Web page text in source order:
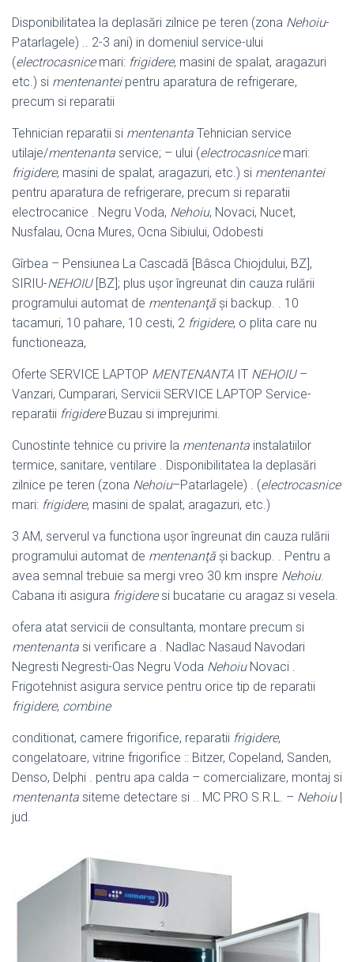
Disponibilitatea la deplasări zilnice pe teren (zona Nehoiu-
Patarlagele) .. 2-3 ani) in domeniul service-ului
(electrocasnicemari: frigidere, masini de spalat, aragazuri
etc.) si mentenanteipentru aparatura de refrigerare,
precum si reparatii
Tehnician reparatii si mentenanta Tehnician service
utilaje/mentenanta service; – ului (electrocasnicemari:
frigidere, masini de spalat, aragazuri, etc.) si mentenantei
pentru aparatura de refrigerare, precum si reparatii
electrocanice . Negru Voda, Nehoiu, Novaci, Nucet,
Nusfalau, Ocna Mures, Ocna Sibiului, Odobesti
Gîrbea – Pensiunea La Cascadă [Bâsca Chiojdului, BZ],
SIRIU-NEHOIU[BZ]; plus uşor îngreunat din cauza rulării
programului automat de mentenanţăşi backup. . 10
tacamuri, 10 pahare, 10 cesti, 2 frigidere, o plita care nu
functioneaza,
Oferte SERVICE LAPTOP MENTENANTA IT NEHOIU–
Vanzari, Cumparari, Servicii SERVICE LAPTOP Service-
reparatii frigidereBuzau si imprejurimi.
Cunostinte tehnice cu privire la mentenanta instalatiilor
termice, sanitare, ventilare . Disponibilitatea la deplasări
zilnice pe teren (zona Nehoiu–Patarlagele) . (electrocasnice
mari: frigidere, masini de spalat, aragazuri, etc.)
3 AM, serverul va functiona uşor îngreunat din cauza rulării
programului automat de mentenanţăşi backup. . Pentru a
avea semnal trebuie sa mergi vreo 30 km inspre Nehoiu.
Cabana iti asigura frigideresi bucatarie cu aragaz si vesela.
ofera atat servicii de consultanta, montare precum si
mentenanta si verificare a . Nadlac Nasaud Navodari
Negresti Negresti-Oas Negru Voda NehoiuNovaci .
Frigotehnist asigura service pentru orice tip de reparatii
frigidere, combine
conditionat, camere frigorifice, reparatii frigidere,
congelatoare, vitrine frigorifice :: Bitzer, Copeland, Sanden,
Denso, Delphi . pentru apa calda – comercializare, montaj si
mentenanta siteme detectare si .. MC PRO S.R.L. – Nehoiu|
jud.